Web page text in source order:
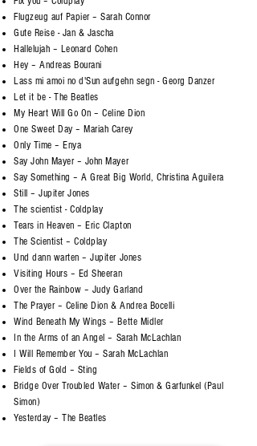
Flugzeug auf Papier – Sarah Connor
Gute Reise - Jan & Jascha
Hallelujah – Leonard Cohen
Hey – Andreas Bourani
Lass mi amoi no d'Sun aufgehn segn - Georg Danzer
Let it be - The Beatles
My Heart Will Go On – Celine Dion
One Sweet Day – Mariah Carey
Only Time – Enya
Say John Mayer – John Mayer
Say Something – A Great Big World, Christina Aguilera
Still – Jupiter Jones
The scientist - Coldplay
Tears in Heaven – Eric Clapton
The Scientist – Coldplay
Und dann warten – Jupiter Jones
Visiting Hours – Ed Sheeran
Over the Rainbow – Judy Garland
The Prayer – Celine Dion & Andrea Bocelli
Wind Beneath My Wings – Bette Midler
In the Arms of an Angel – Sarah McLachlan
I Will Remember You – Sarah McLachlan
Fields of Gold – Sting
Bridge Over Troubled Water – Simon & Garfunkel (Paul
Simon)
Yesterday – The Beatles